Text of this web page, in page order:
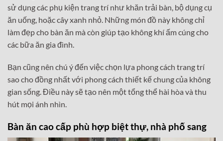
sử dụng các phụ kiện trang trí như khăn trải bàn, bộ dụng cụ
ăn uống, hoặc cây xanh nhỏ. Những món đồ này không chỉ
làm đẹp cho bàn ăn mà còn giúp tạo không khí ấm cúng cho
các bữa ăn gia đình.
Bạn cũng nên chú ý đến việc chọn lựa phong cách trang trí
sao cho đồng nhất với phong cách thiết kế chung của không
gian sống. Điều này sẽ tạo nên một tổng thể hài hòa và thu
hút mọi ánh nhìn.
Bàn ăn cao cấp phù hợp biệt thự, nhà phố sang